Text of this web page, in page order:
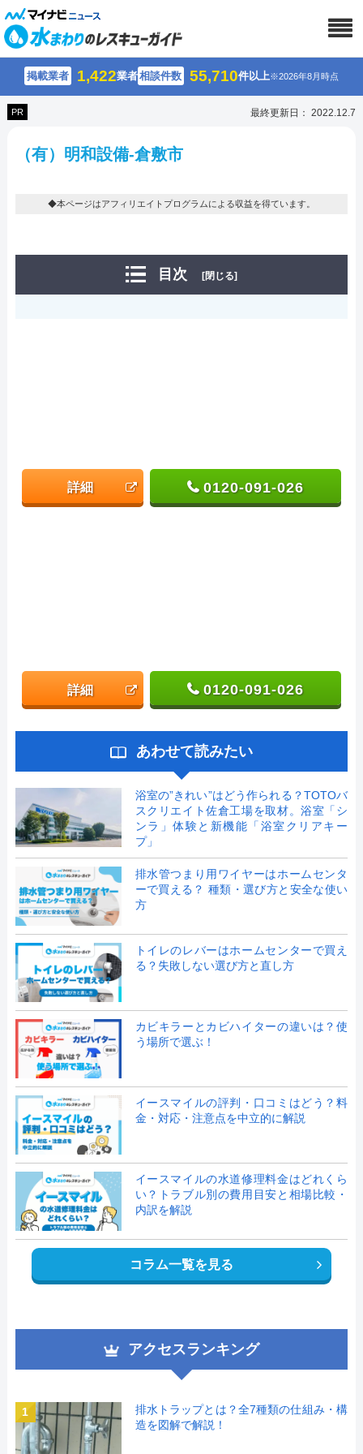
掲載業者 1,422業者相談件数 55,710件以上※2026年8月時点
PR 最終更新日： 2022.12.7
（有）明和設備-倉敷市
◆本ページはアフィリエイトプログラムによる収益を得ています。
目次 [閉じる]
詳細 0120-091-026
詳細 0120-091-026
あわせて読みたい
浴室の”きれい”はどう作られる？TOTOバ
スクリエイト佐倉工場を取材。浴室「シ
ンラ」体験と新機能「浴室クリアキー
プ」
排水管つまり用ワイヤーはホームセンタ
ーで買える？ 種類・選び方と安全な使い
方
トイレのレバーはホームセンターで買え
る？失敗しない選び方と直し方
カビキラーとカビハイターの違いは？使
う場所で選ぶ！
イースマイルの評判・口コミはどう？料
金・対応・注意点を中立的に解説
イースマイルの水道修理料金はどれくら
い？トラブル別の費用目安と相場比較・
内訳を解説
コラム一覧を見る
アクセスランキング
1
排水トラップとは？全7種類の仕組み・構
造を図解で解説！